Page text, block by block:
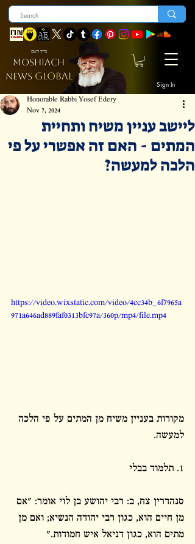
MOSHIACH
NEWS GLOBAL
Sign In
ברוך השם
ליישב עניין משיח ותחיית
המתים - האם זה אפשרי על פי
הלכה למעשה?
Honorable Rabbi Yosef Edery
Nov 7, 2024
https://video.wixstatic.com/video/4cc34b_6f7965a
971a646ad889faf0313bfc97a/360p/mp4/file.mp4
מקורות בעניין משיח מן המתים על פי הלכה
למעשה.
1. תלמוד בבלי
סנהדרין צח, ב: רבי יהושע בן לוי אומר: "אם
מן חיים הוא, כגון רבי יהודה הנשיא; ואם מן
מתים הוא, כגון דניאל איש חמודות."